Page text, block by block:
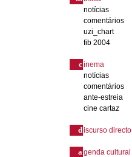
notícias
comentários
uzi_chart
fib 2004
cinema
notícias
comentários
ante-estreia
cine cartaz
discurso directo
agenda cultural